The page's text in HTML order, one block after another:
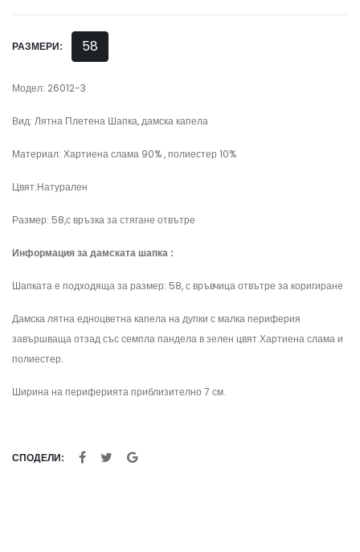
РАЗМЕРИ: 58
Модел: 26012-3
Вид: Лятна Плетена Шапка, дамска капела
Материал: Хартиена слама 90% , полиестер 10%
Цвят:Натурален
Размер: 58,с връзка за стягане отвътре
Информация за дамската шапка :
Шапката е подходяща за размер: 58, с връвчица отвътре за коригиране
Дамска лятна едноцветна капела на дупки с малка периферия
завършваща отзад със семпла пандела в зелен цвят.Хартиена слама и
полиестер.
Ширина на периферията приблизително 7 см.
СПОДЕЛИ: